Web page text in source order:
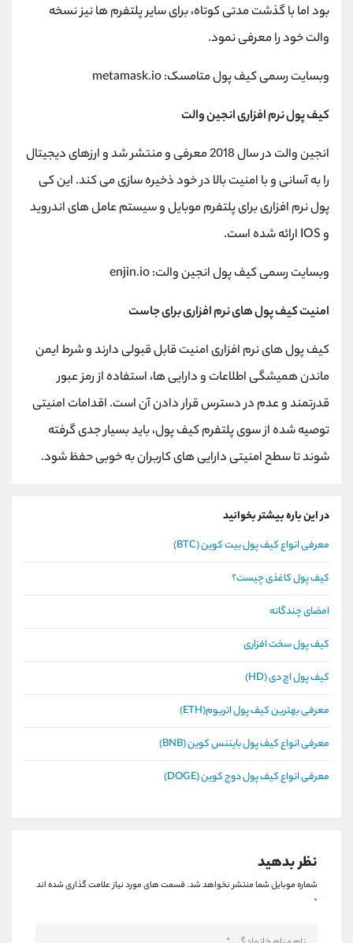
بود اما با گذشت مدتی کوتاه، برای سایر پلتفرم ها نیز نسخه
والت خود را معرفی نمود.
وبسایت رسمی کیف پول متامسک: metamask.io
کیف پول نرم افزاری انجین والت
انجین والت در سال 2018 معرفی و منتشر شد و ارزهای دیجیتال
را به آسانی و با امنیت بالا در خود ذخیره سازی می کند. این کی
پول نرم افزاری برای پلتفرم موبایل و سیستم عامل های اندروید
و IOS ارائه شده است.
وبسایت رسمی کیف پول انجین والت: enjin.io
امنیت کیف پول های نرم افزاری برای جاست
کیف پول های نرم افزاری امنیت قابل قبولی دارند و شرط ایمن
ماندن همیشگی اطلاعات و دارایی ها، استفاده از رمز عبور
قدرتمند و عدم در دسترس قرار دادن آن است. اقدامات امنیتی
توصیه شده از سوی پلتفرم کیف پول، باید بسیار جدی گرفته
شوند تا سطح امنیتی دارایی های کاربران به خوبی حفظ شود.
در این باره بیشتر بخوانید
معرفی انواع کیف پول بیت کوین (BTC)
کیف پول کاغذی چیست؟
امضای چندگانه
کیف پول سخت افزاری
کیف پول اچ دی (HD)
معرفی بهترین کیف پول اتریوم(ETH)
معرفی انواع کیف پول بایننس کوین (BNB)
معرفی انواع کیف پول دوج کوین (DOGE)
نظر بدهید
شماره موبایل شما منتشر نخواهد شد.قسمت های مورد نیاز علامت گذاری شده اند
*